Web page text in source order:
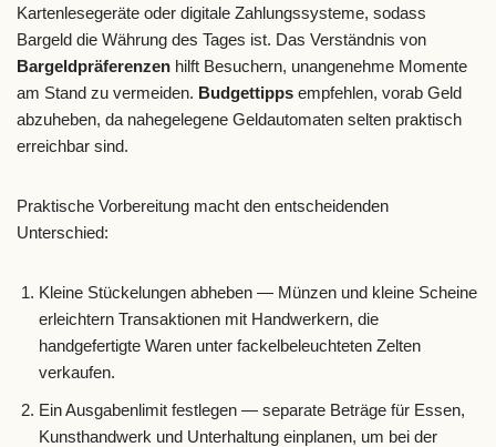
Kartenlesegeräte oder digitale Zahlungssysteme, sodass
Bargeld die Währung des Tages ist. Das Verständnis von
Bargeldpräferenzen hilft Besuchern, unangenehme Momente
am Stand zu vermeiden. Budgettipps empfehlen, vorab Geld
abzuheben, da nahegelegene Geldautomaten selten praktisch
erreichbar sind.
Praktische Vorbereitung macht den entscheidenden
Unterschied:
Kleine Stückelungen abheben — Münzen und kleine Scheine
erleichtern Transaktionen mit Handwerkern, die
handgefertigte Waren unter fackelbeleuchteten Zelten
verkaufen.
Ein Ausgabenlimit festlegen — separate Beträge für Essen,
Kunsthandwerk und Unterhaltung einplanen, um bei der